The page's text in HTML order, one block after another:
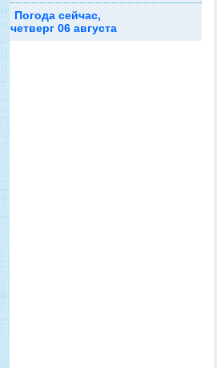
Погода сейчас,
четверг 06 августа